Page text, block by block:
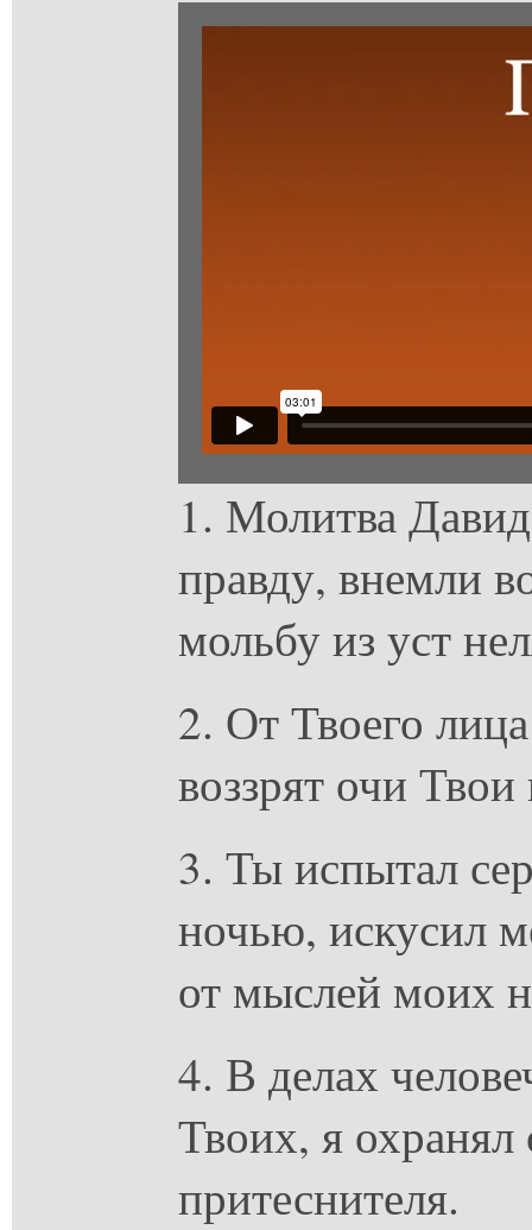
1. Молитва
правду, внемли
мольбу из уст
2. От Твоего
воззрят очи
3. Ты испытал
ночью, искусил
от мыслей моих
4. В делах
Твоих, я охранял
притеснителя.